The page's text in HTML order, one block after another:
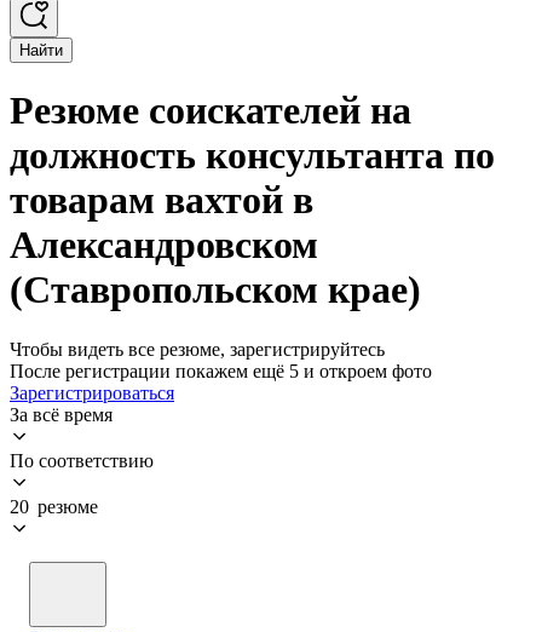
Найти
Резюме соискателей на
должность консультанта по
товарам вахтой в
Александровском
(Ставропольском крае)
Чтобы видеть все резюме, зарегистрируйтесь
После регистрации покажем ещё 5 и откроем фото
Зарегистрироваться
За всё время
По соответствию
20 резюме